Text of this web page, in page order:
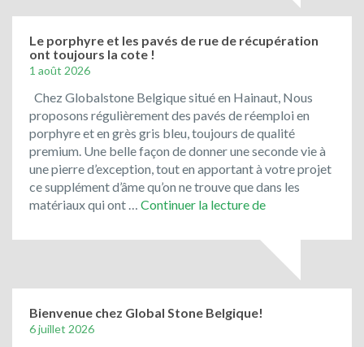
bleu
du
Le porphyre et les pavés de rue de récupération
ont toujours la cote !
1 août 2026
Chez Globalstone Belgique situé en Hainaut, Nous
proposons régulièrement des pavés de réemploi en
porphyre et en grès gris bleu, toujours de qualité
premium. Une belle façon de donner une seconde vie à
une pierre d’exception, tout en apportant à votre projet
ce supplément d’âme qu’on ne trouve que dans les
matériaux qui ont … Continuer la lecture deLe
les
pavés
de
Bienvenue chez Global Stone Belgique!
6 juillet 2026